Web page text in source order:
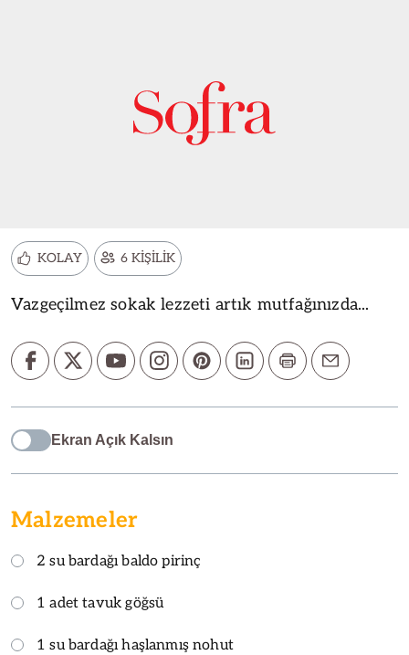
KOLAY 6 KİŞİLİK
Vazgeçilmez sokak lezzeti artık mutfağınızda...
Ekran Açık Kalsın
Malzemeler
2 su bardağı baldo pirinç
1 adet tavuk göğsü
1 su bardağı haşlanmış nohut